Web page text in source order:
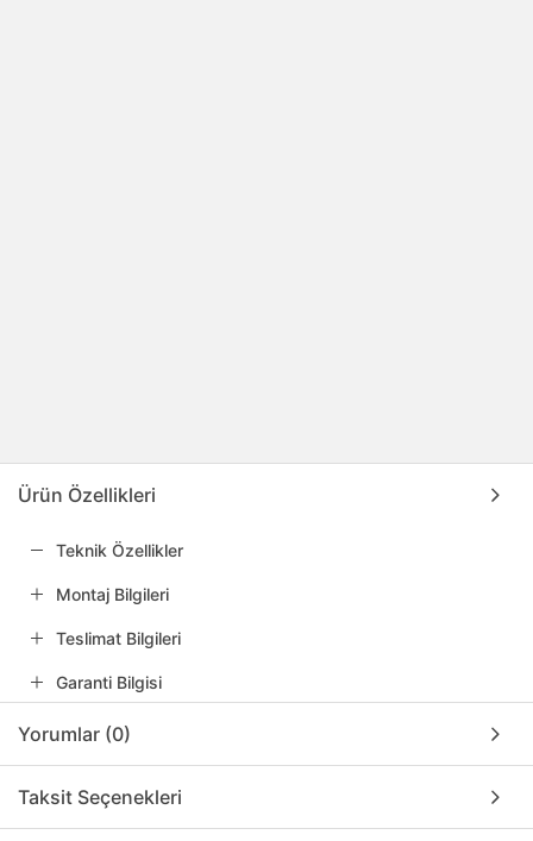
Ürün Özellikleri
Teknik Özellikler
Montaj Bilgileri
Teslimat Bilgileri
Garanti Bilgisi
Yorumlar (0)
Taksit Seçenekleri